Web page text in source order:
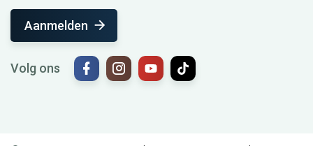
Aanmelden
Volg ons